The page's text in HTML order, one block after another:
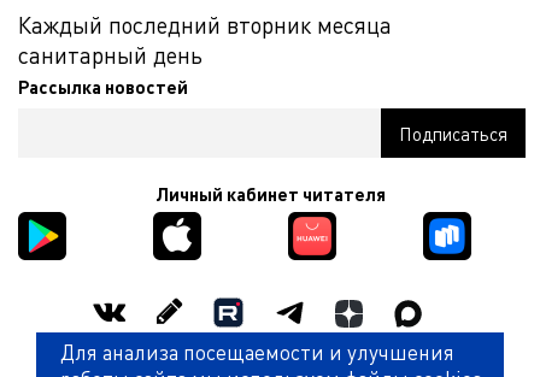
Каждый последний вторник месяца
санитарный день
Рассылка новостей
Личный кабинет читателя
Для анализа посещаемости и улучшения